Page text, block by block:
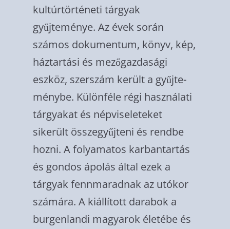
kultúrtörténeti tár­gyak
gyűjteménye. Az évek során
számos dokumentum, könyv, kép,
háztartási és me­zőgazdasági
eszköz, szerszám került a gyűjte­
ménybe. Különféle régi használati
tárgyakat és népviseleteket
sikerült összegyűjteni és rendbe
hozni. A folyamatos karbantartás
és gondos ápolás által ezek a
tárgyak fenn­maradnak az utókor
számára. A kiállított darabok a
burgenlandi magyarok életébe és